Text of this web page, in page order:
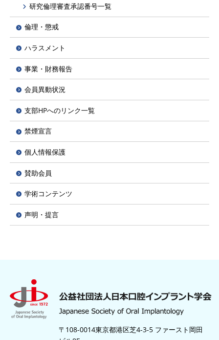
研究倫理審査承認番号一覧
倫理・懲戒
ハラスメント
事業・財務報告
会員異動状況
支部HPへのリンク一覧
禁煙宣言
個人情報保護
賛助会員
学術コンテンツ
声明・提言
〒108-0014東京都港区芝4-3-5 ファースト岡田